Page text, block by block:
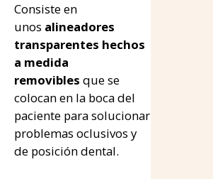
Consiste en
unos alineadores
transparentes hechos
a medida
removibles que se
colocan en la boca del
paciente para solucionar
problemas oclusivos y
de posición dental.